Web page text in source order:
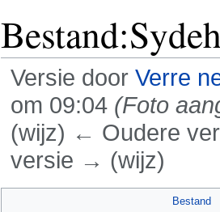
Versie door Verre
om 09:04 (Foto
(wijz) ← Oudere
versie → (wijz)
Bestand